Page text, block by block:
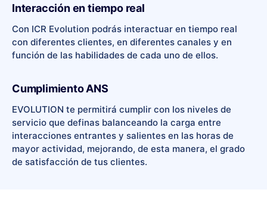
Interacción en tiempo real
Con ICR Evolution podrás interactuar en tiempo real
con diferentes clientes, en diferentes canales y en
función de las habilidades de cada uno de ellos.
Cumplimiento ANS
EVOLUTION te permitirá cumplir con los niveles de
servicio que definas balanceando la carga entre
interacciones entrantes y salientes en las horas de
mayor actividad, mejorando, de esta manera, el grado
de satisfacción de tus clientes.